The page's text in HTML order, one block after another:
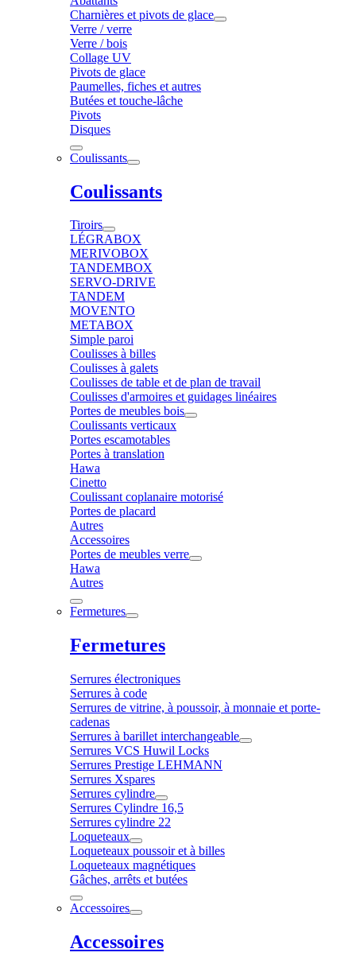
Charnières et pivots de glace
Verre / verre
Verre / bois
Collage UV
Pivots de glace
Paumelles, fiches et autres
Butées et touche-lâche
Pivots
Disques
Coulissants
Coulissants
Tiroirs
LÉGRABOX
MERIVOBOX
TANDEMBOX
SERVO-DRIVE
TANDEM
MOVENTO
METABOX
Simple paroi
Coulisses à billes
Coulisses à galets
Coulisses de table et de plan de travail
Coulisses d'armoires et guidages linéaires
Portes de meubles bois
Coulissants verticaux
Portes escamotables
Portes à translation
Hawa
Cinetto
Coulissant coplanaire motorisé
Portes de placard
Autres
Accessoires
Portes de meubles verre
Hawa
Autres
Fermetures
Fermetures
Serrures électroniques
Serrures à code
Serrures de vitrine, à poussoir, à monnaie et porte-
cadenas
Serrures à barillet interchangeable
Serrures VCS Huwil Locks
Serrures Prestige LEHMANN
Serrures Xspares
Serrures cylindre
Serrures Cylindre 16,5
Serrures cylindre 22
Loqueteaux
Loqueteaux poussoir et à billes
Loqueteaux magnétiques
Gâches, arrêts et butées
Accessoires
Accessoires